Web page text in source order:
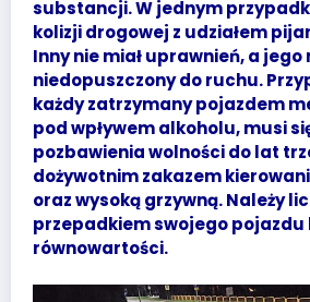
substancji. W jednym
kolizji drogowej z udziałem
Inny nie miał uprawnień, a jego
niedopuszczony do ruchu.
każdy zatrzymany pojazdem
pod wpływem alkoholu, musi
pozbawienia wolności do lat
dożywotnim zakazem
oraz wysoką grzywną. Należy
przepadkiem swojego pojazdu
równowartości.